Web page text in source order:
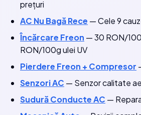
prețuri
AC Nu Bagă Rece — Cele 9
Încărcare Freon — 30 RON/
RON/100g ulei UV
Pierdere Freon + Compresor
Senzori AC — Senzor calitate
Sudură Conducte AC —